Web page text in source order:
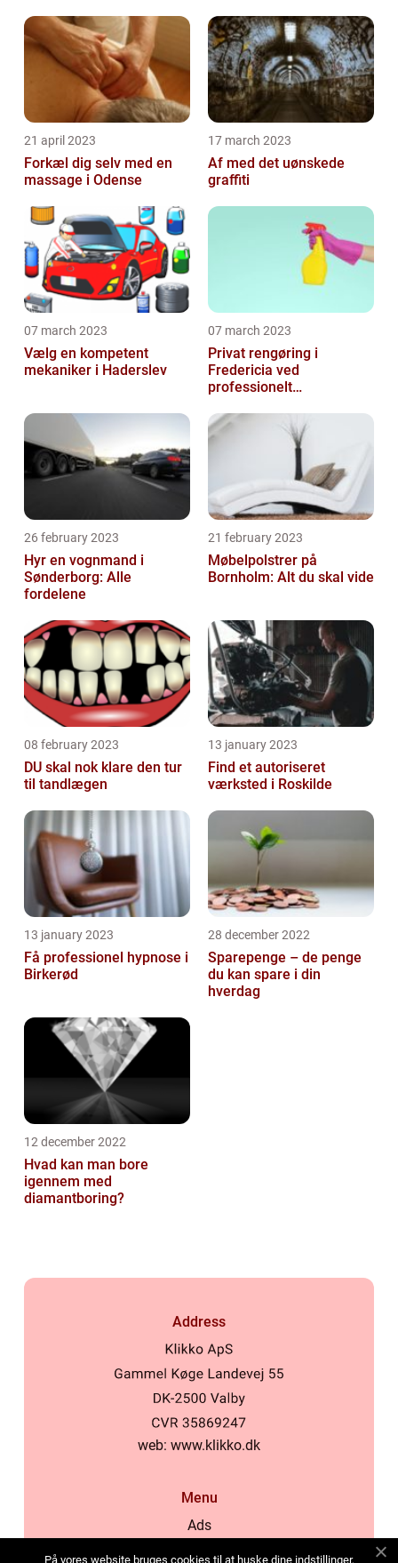
21 april 2023
Forkæl dig selv med en
massage i Odense
17 march 2023
Af med det uønskede
graffiti
07 march 2023
Vælg en kompetent
mekaniker i Haderslev
07 march 2023
Privat rengøring i
Fredericia ved
professionelt
26 february 2023
Hyr en vognmand i
Sønderborg: Alle
fordelene
21 february 2023
Møbelpolstrer på
Bornholm: Alt du skal vide
08 february 2023
DU skal nok klare den tur
til tandlægen
13 january 2023
Find et autoriseret
værksted i Roskilde
13 january 2023
Få professionel hypnose i
Birkerød
28 december 2022
Sparepenge – de penge
du kan spare i din
hverdag
12 december 2022
Hvad kan man bore
igennem med
diamantboring?
Address
web: www.klikko.dk
Menu
Ads
På vores website bruges cookies til at huske dine indstillinger,